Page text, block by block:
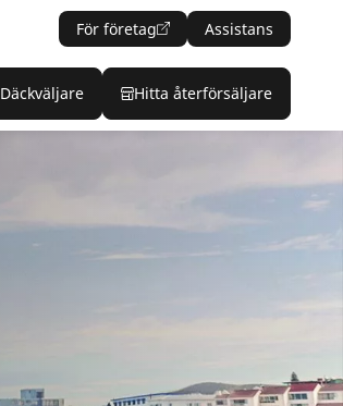
För företag Assistans
Däckväljare Hitta återförsäljare